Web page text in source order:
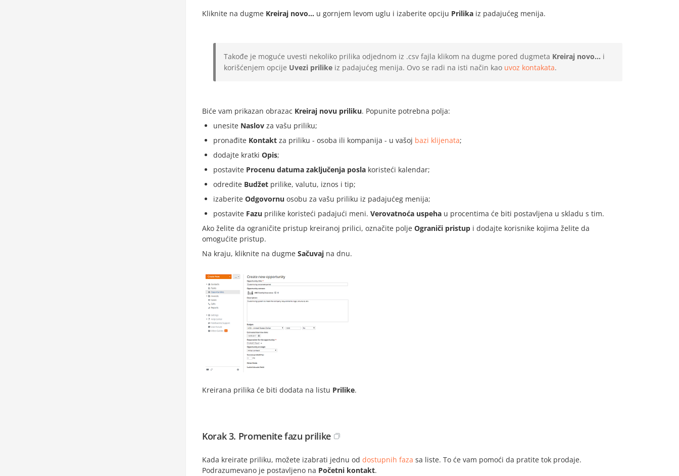
Kliknite na dugme Kreiraj novo... u gornjem levom uglu i izaberite opciju Prilika iz padajućeg menija.
Takođe je moguće uvesti nekoliko prilika odjednom iz .csv fajla klikom na dugme pored dugmeta Kreiraj novo... i
korišćenjem opcije Uvezi prilike iz padajućeg menija. Ovo se radi na isti način kao uvoz kontakata.
Biće vam prikazan obrazac Kreiraj novu priliku. Popunite potrebna polja:
unesite Naslov za vašu priliku;
pronađite Kontakt za priliku - osoba ili kompanija - u vašoj bazi klijenata;
dodajte kratki Opis;
postavite Procenu datuma zaključenja posla koristeći kalendar;
odredite Budžet prilike, valutu, iznos i tip;
izaberite Odgovornu osobu za vašu priliku iz padajućeg menija;
postavite Fazu prilike koristeći padajući meni. Verovatnoća uspeha u procentima će biti postavljena u skladu s tim.
Ako želite da ograničite pristup kreiranoj prilici, označite polje Ograniči pristup i dodajte korisnike kojima želite da
omogućite pristup.
Na kraju, kliknite na dugme Sačuvaj na dnu.
Kreirana prilika će biti dodata na listu Prilike.
Korak 3. Promenite fazu prilike
Kada kreirate priliku, možete izabrati jednu od dostupnih faza sa liste. To će vam pomoći da pratite tok prodaje.
Podrazumevano je postavljeno na Početni kontakt.